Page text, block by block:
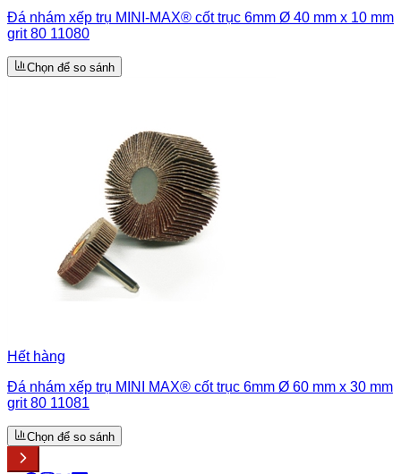
Đá nhám xếp trụ MINI-MAX® cốt trục 6mm Ø 40 mm x 10 mm
grit 80 11080
Chọn để so sánh
Hết hàng
Đá nhám xếp trụ MINI MAX® cốt trục 6mm Ø 60 mm x 30 mm
grit 80 11081
Chọn để so sánh